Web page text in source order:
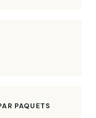
PAQUETS